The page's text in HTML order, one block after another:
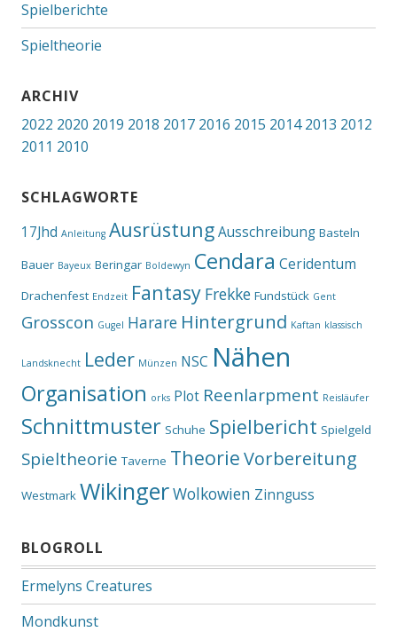
Spielberichte
Spieltheorie
ARCHIV
2022 2020 2019 2018 2017 2016 2015 2014 2013 2012
2011 2010
SCHLAGWORTE
17Jhd Anleitung Ausrüstung Ausschreibung Basteln
Bauer Bayeux Beringar Boldewyn Cendara Ceridentum
Drachenfest Endzeit Fantasy Frekke Fundstück Gent
Grosscon Gugel Harare Hintergrund Kaftan klassisch
Landsknecht Leder Münzen NSC Nähen
Organisation orks Plot Reenlarpment Reisläufer
Schnittmuster Schuhe Spielbericht Spielgeld
Spieltheorie Taverne TheorieVorbereitung
Westmark WikingerWolkowien Zinnguss
BLOGROLL
Ermelyns Creatures
Mondkunst